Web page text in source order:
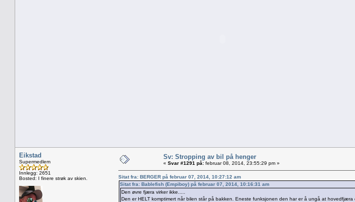
Eikstad
Supermedlem
Innlegg: 2651
Bosted: I finere strøk av skien.
Sv: Stropping av bil på henger
« Svar #1291 på: februar 08, 2014, 23:55:29 pm »
Sitat fra: BERGER på februar 07, 2014, 10:27:12 am
Sitat fra: Bablefish (Empiboy) på februar 07, 2014, 10:16:31 am
Den øvre fjæra virker ikke.....
Den er HELT komptimert når bilen står på bakken. Eneste funksjonen den har er å ungå at